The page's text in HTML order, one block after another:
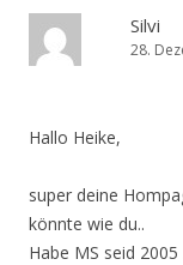
Silvi
28.
Hallo Heike,
super deine
könnte wie du..
Habe MS seid